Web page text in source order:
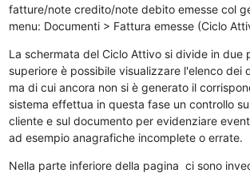
fatture/note credito/note debito emesse col
menu: Documenti > Fattura emesse (Ciclo
La schermata del Ciclo Attivo si divide in due
superiore è possibile visualizzare l'elenco dei
ma di cui ancora non si è generato il
sistema effettua in questa fase un controllo
cliente e sul documento per evidenziare
ad esempio anagrafiche incomplete o errate.
Nella parte inferiore della pagina ci sono